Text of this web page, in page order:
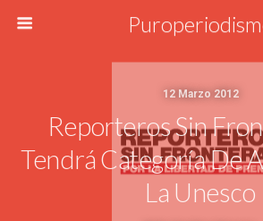
12 Marzo 2012
Reporteros Sin
Tendrá Categoría De
La Unesco